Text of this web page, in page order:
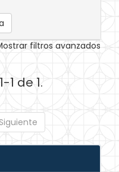
filtros avanzados
1 de 1.
Siguiente